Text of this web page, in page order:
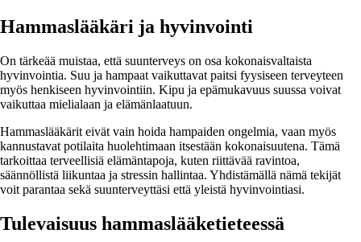
Hammaslääkäri ja hyvinvointi
On tärkeää muistaa, että suunterveys on osa kokonaisvaltaista
hyvinvointia. Suu ja hampaat vaikuttavat paitsi fyysiseen terveyteen
myös henkiseen hyvinvointiin. Kipu ja epämukavuus suussa voivat
vaikuttaa mielialaan ja elämänlaatuun.
Hammaslääkärit eivät vain hoida hampaiden ongelmia, vaan myös
kannustavat potilaita huolehtimaan itsestään kokonaisuutena. Tämä
tarkoittaa terveellisiä elämäntapoja, kuten riittävää ravintoa,
säännöllistä liikuntaa ja stressin hallintaa. Yhdistämällä nämä tekijät
voit parantaa sekä suunterveyttäsi että yleistä hyvinvointiasi.
Tulevaisuus hammaslääketieteessä